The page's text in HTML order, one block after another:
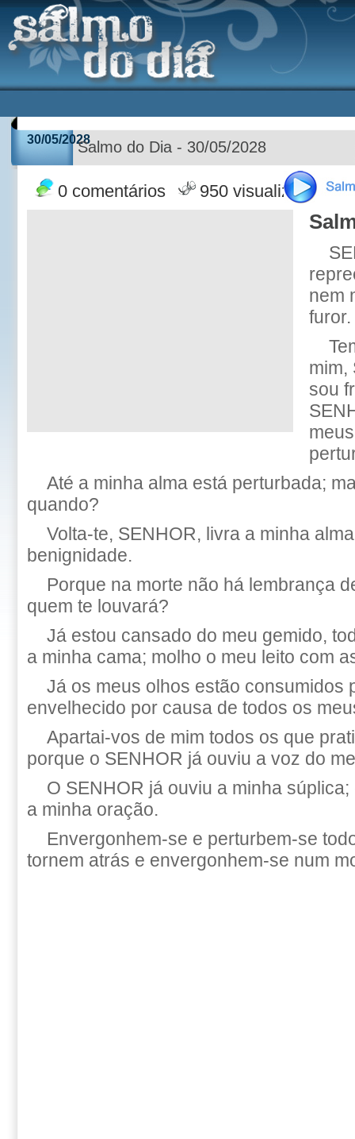
30/05/2028Salmo do Dia - 30/05/2028
0 comentários 950 visualizações
nem
furor.
mim,
sou
Até a minha alma está perturbada;
quando?
Volta-te, SENHOR, livra a minha
benignidade.
Porque na morte não há lembrança
quem te louvará?
Já estou cansado do meu gemido,
a minha cama; molho o meu leito com
Já os meus olhos estão consumidos
envelhecido por causa de todos os
Apartai-vos de mim todos os que
porque o SENHOR já ouviu a voz do
O SENHOR já ouviu a minha
a minha oração.
Envergonhem-se e perturbem-se
tornem atrás e envergonhem-se num